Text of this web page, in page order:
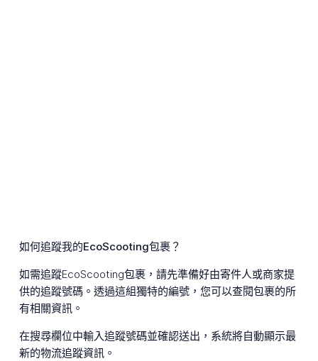
如何追蹤我的EcoScooting包裹？
如需追蹤EcoScooting包裹，請先準備好由寄件人或商家提
供的追蹤號碼。透過這組獨特的編號，您可以查閱包裹的所
有相關資訊。
在搜尋欄位中輸入追蹤號碼並確認送出，系統將自動顯示最
新的物流追蹤資訊。